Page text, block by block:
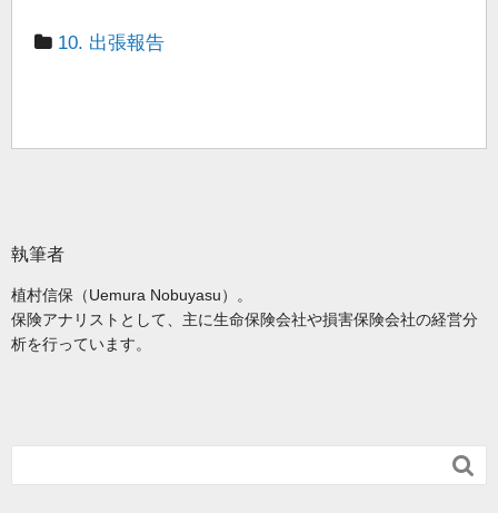
10. 出張報告
執筆者
植村信保（Uemura Nobuyasu）。
保険アナリストとして、主に生命保険会社や損害保険会社の経営分
析を行っています。
